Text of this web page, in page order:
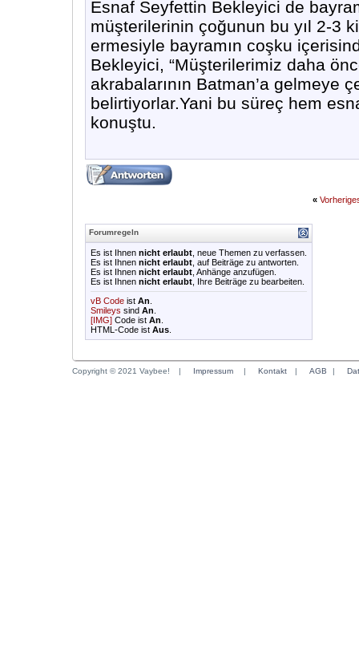
Esnaf Seyfettin Bekleyici de
müşterilerinin çoğunun bu yıl 2-3
ermesiyle bayramın coşku
Bekleyici, “Müşterilerimiz daha
akrabalarının Batman’a
belirtiyorlar.Yani bu süreç hem
konuştu.
«
Forumregeln
Es ist Ihnen nicht erlaubt , neue Themen zu verfassen.
Es ist Ihnen nicht erlaubt , auf Beiträge zu antworten.
Es ist Ihnen nicht erlaubt , Anhänge anzufügen.
Es ist Ihnen nicht erlaubt , Ihre Beiträge zu bearbeiten.
vB Code ist An
Smileys sind An
[IMG] Code ist An
HTML-Code ist Aus
Copyright © 2021 Vaybee! | Impressum | Kontakt | AGB |